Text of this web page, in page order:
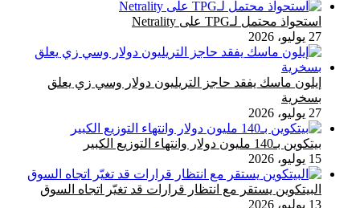
استحواذ محتمل لـTPG على Netrality
27 يوليو، 2026
إيلون ماسك يفقد حاجز التريليون دولار وسي زي يعلق
بسخرية
27 يوليو، 2026
بيتكوين بـ140 مليون دولار وانتهاء التوزيع الكبير
15 يوليو، 2026
البيتكوين يستقر مع انتظار قرارات قد تغيّر اتجاه السوق
13 يوليو، 2026